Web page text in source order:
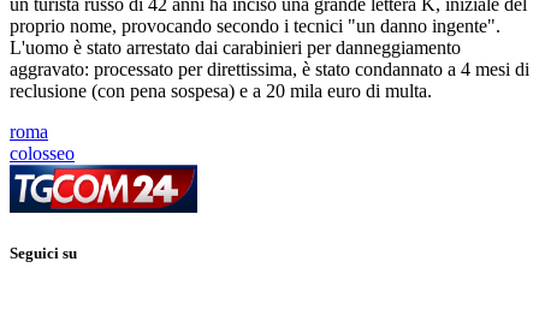
un turista russo di 42 anni ha inciso una grande lettera K, iniziale del
proprio nome, provocando secondo i tecnici "un danno ingente".
L'uomo è stato arrestato dai carabinieri per danneggiamento
aggravato: processato per direttissima, è stato condannato a 4 mesi di
reclusione (con pena sospesa) e a 20 mila euro di multa.
roma
colosseo
Seguici su